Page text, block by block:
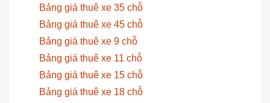
Bảng giá thuê xe 35 chỗ
Bảng giá thuê xe 45 chỗ
Bảng giá thuê xe 9 chỗ
Bảng giá thuê xe 11 chỗ
Bảng giá thuê xe 15 chỗ
Bảng giá thuê xe 18 chỗ